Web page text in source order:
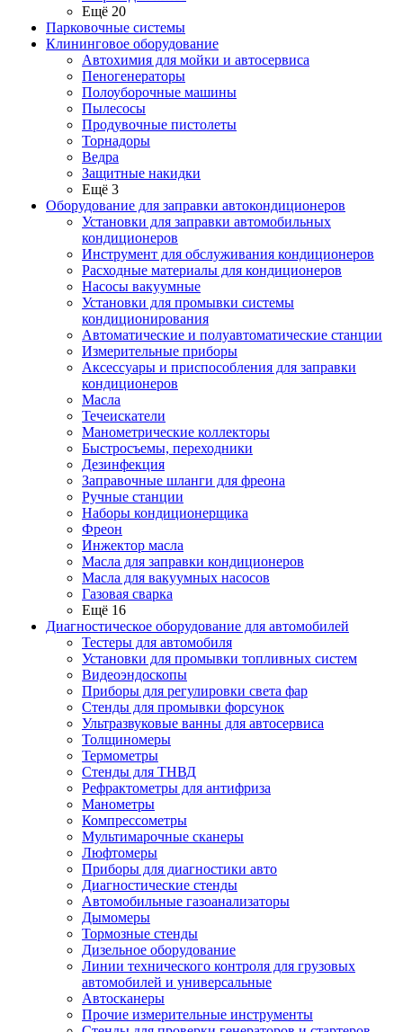
Ещё 20
Парковочные системы
Клининговое оборудование
Автохимия для мойки и автосервиса
Пеногенераторы
Полоуборочные машины
Пылесосы
Продувочные пистолеты
Торнадоры
Ведра
Защитные накидки
Ещё 3
Оборудование для заправки автокондиционеров
Установки для заправки автомобильных
кондиционеров
Инструмент для обслуживания кондиционеров
Расходные материалы для кондиционеров
Насосы вакуумные
Установки для промывки системы
кондиционирования
Автоматические и полуавтоматические станции
Измерительные приборы
Аксессуары и приспособления для заправки
кондиционеров
Масла
Течеискатели
Манометрические коллекторы
Быстросъемы, переходники
Дезинфекция
Заправочные шланги для фреона
Ручные станции
Наборы кондиционерщика
Фреон
Инжектор масла
Масла для заправки кондиционеров
Масла для вакуумных насосов
Газовая сварка
Ещё 16
Диагностическое оборудование для автомобилей
Тестеры для автомобиля
Установки для промывки топливных систем
Видеоэндоскопы
Приборы для регулировки света фар
Стенды для промывки форсунок
Ультразвуковые ванны для автосервиса
Толщиномеры
Термометры
Стенды для ТНВД
Рефрактометры для антифриза
Манометры
Компрессометры
Мультимарочные сканеры
Люфтомеры
Приборы для диагностики авто
Диагностические стенды
Автомобильные газоанализаторы
Дымомеры
Тормозные стенды
Дизельное оборудование
Линии технического контроля для грузовых
автомобилей и универсальные
Автосканеры
Прочие измерительные инструменты